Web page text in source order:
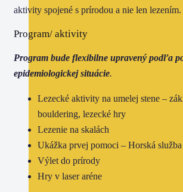
aktivity spojené s prírodou a nie len lezením.
Program/ aktivity
Program bude flexibilne upravený podľa
epidemiologickej situácie.
Lezecké aktivity na umelej stene –
bouldering, lezecké hry
Lezenie na skalách
Ukážka prvej pomoci – Horská služba
Výlet do prírody
Hry v laser aréne